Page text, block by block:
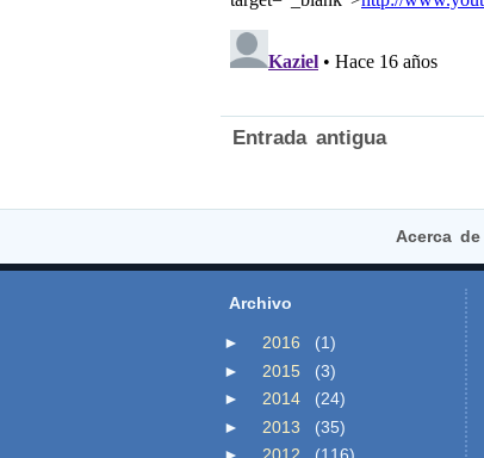
Entrada antigua
Acerca de
Archivo
► 2016
(1)
►
2015
(3)
►
2014
(24)
►
2013
(35)